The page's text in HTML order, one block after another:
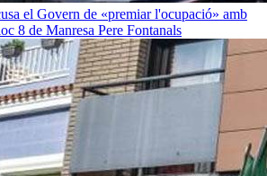
el Govern de «premiar l'ocupació» amb
8 de Manresa Pere Fontanals